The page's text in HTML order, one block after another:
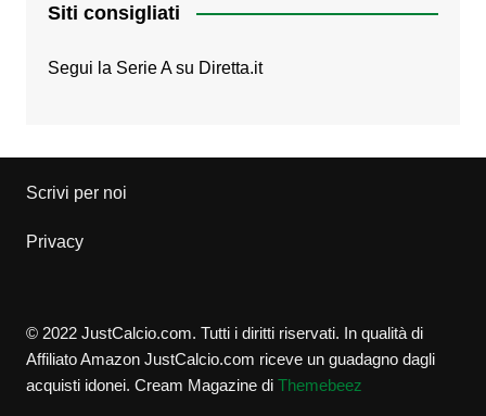
Siti consigliati
Segui la Serie A su Diretta.it
Scrivi per noi
Privacy
© 2022 JustCalcio.com. Tutti i diritti riservati. In qualità di
Affiliato Amazon JustCalcio.com riceve un guadagno dagli
acquisti idonei. Cream Magazine di Themebeez